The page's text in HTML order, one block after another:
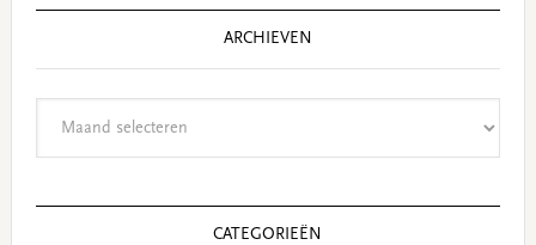
ARCHIEVEN
CATEGORIEËN